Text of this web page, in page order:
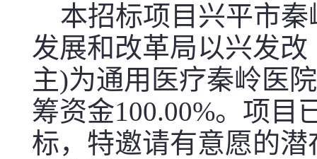
本招标项目兴平市
发展和改革局以兴发
主)为通用医疗秦岭医
筹资金100.00%。项目
标，特邀请有意愿的